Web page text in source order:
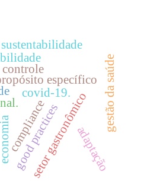
covid-19.
específico
controle
compliancesetor gastronômicoadaptação
gestão da saúde
economiagood practices